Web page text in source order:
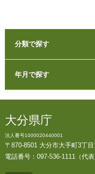
分類で探す
年月で探す
大分県庁
法人番号1000020440001
〒870-8501 大分市大手町3丁
電話番号：097-536-1111（代表